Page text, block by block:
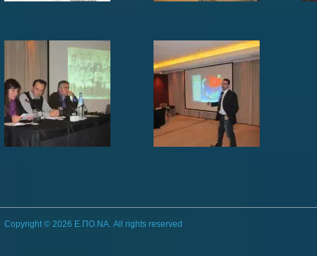
Copyright © 2026 Ε.ΠΟ.ΝΑ. All rights reserved